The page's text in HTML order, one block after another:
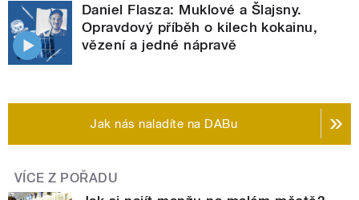
Daniel Flasza: Muklové a Šlajsny.
Opravdový příběh o kilech kokainu,
vězení a jedné nápravě
Jak nás naladíte na DABu
VÍCE Z POŘADU